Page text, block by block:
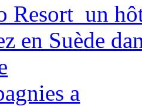
Resort un
en Suède
a